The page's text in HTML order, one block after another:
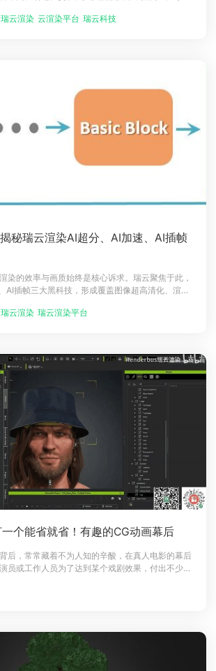
影视后期制作环节也存在着 多重困境 。但如今，一
瑞云渲染 云渲染平台 瑞云科技
秘瑞云渲染AI超分、AI加速、AI插帧
染的效率与画质始终是核心诉求。瑞云聚焦于此，
AI插帧三大黑科技，形成覆盖图像超高清化、渲染
这三大技术是如何打破传统限制，为云渲染行业注
瑞云渲染 瑞云渲染平台
个能省就省！有趣的CG动画幕后
后，常常藏着不为人知的辛酸，在真人电影的幕后
员或工作人员为了达到某个戏剧效果，付出不少心
作时间而少做某些内容，导致最后在软件中呈现出